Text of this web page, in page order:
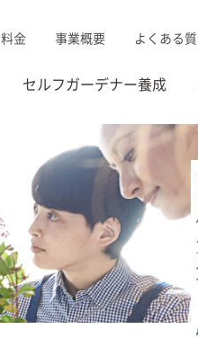
セルフガーデナー養成
料金 事業概要 よくある質